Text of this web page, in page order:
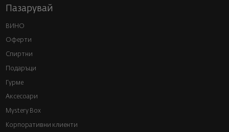
Пазарувай
ВИНО
Оферти
Спиртни
Подаръци
Гурме
Аксесоари
Mystery Box
Корпоративни клиенти